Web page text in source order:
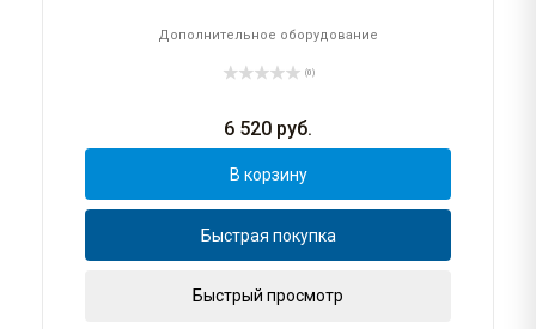
Дополнительное оборудование
(0)
6 520 руб.
В корзину
Быстрая покупка
Быстрый просмотр